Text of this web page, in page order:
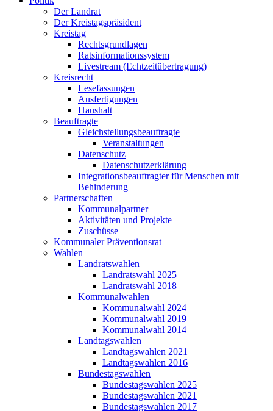
Der Landrat
Der Kreistagspräsident
Kreistag
Rechtsgrundlagen
Ratsinformationssystem
Livestream (Echtzeitübertragung)
Kreisrecht
Lesefassungen
Ausfertigungen
Haushalt
Beauftragte
Gleichstellungsbeauftragte
Veranstaltungen
Datenschutz
Datenschutzerklärung
Integrationsbeauftragter für Menschen mit
Behinderung
Partnerschaften
Kommunalpartner
Aktivitäten und Projekte
Zuschüsse
Kommunaler Präventionsrat
Wahlen
Landratswahlen
Landratswahl 2025
Landratswahl 2018
Kommunalwahlen
Kommunalwahl 2024
Kommunalwahl 2019
Kommunalwahl 2014
Landtagswahlen
Landtagswahlen 2021
Landtagswahlen 2016
Bundestagswahlen
Bundestagswahlen 2025
Bundestagswahlen 2021
Bundestagswahlen 2017